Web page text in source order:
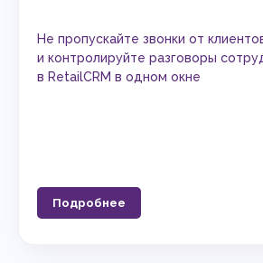
Не пропускайте звонки от
и контролируйте разговоры
в RetailCRM в одном окне
Подробнее